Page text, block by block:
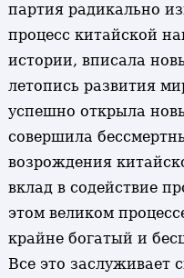
партия радикально
процесс китайской
истории, вписала
летопись развития
успешно открыла
совершила
возрождения
вклад в содействие
этом великом
крайне богатый и
Все это заслуживает